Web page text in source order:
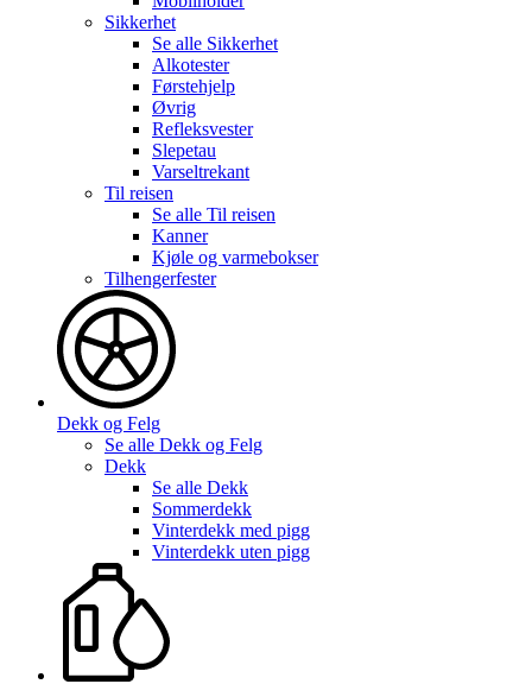
Sikkerhet
Se alle Sikkerhet
Alkotester
Førstehjelp
Øvrig
Refleksvester
Slepetau
Varseltrekant
Til reisen
Se alle Til reisen
Kanner
Kjøle og varmebokser
Tilhengerfester
Dekk og Felg
Se alle Dekk og Felg
Dekk
Se alle Dekk
Sommerdekk
Vinterdekk med pigg
Vinterdekk uten pigg